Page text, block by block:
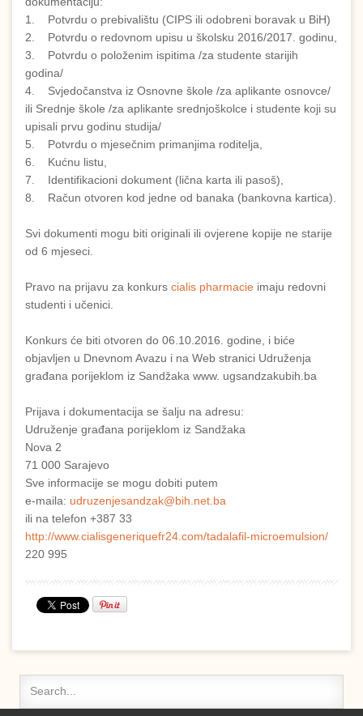
1. Potvrdu o prebivalištu (CIPS ili odobreni boravak u BiH)
2. Potvrdu o redovnom upisu u školsku 2016/2017. godinu,
3. Potvrdu o položenim ispitima /za studente starijih
godina/
4. Svjedočanstva iz Osnovne škole /za aplikante osnovce/
ili Srednje škole /za aplikante srednjoškolce i studente koji su
upisali prvu godinu studija/
5. Potvrdu o mjesečnim primanjima roditelja,
6. Kućnu listu,
7. Identifikacioni dokument (lična karta ili pasoš),
8. Račun otvoren kod jedne od banaka (bankovna kartica).
Svi dokumenti mogu biti originali ili ovjerene kopije ne starije
od 6 mjeseci.
Pravo na prijavu za konkurs cialis pharmacie imaju redovni
studenti i učenici.
Konkurs će biti otvoren do 06.10.2016. godine, i biće
objavljen u Dnevnom Avazu i na Web stranici Udruženja
građana porijeklom iz Sandžaka www. ugsandzakubih.ba
Prijava i dokumentacija se šalju na adresu:
Udruženje građana porijeklom iz Sandžaka
Nova 2
71 000 Sarajevo
Sve informacije se mogu dobiti putem
e-maila: udruzenjesandzak@bih.net.ba
ili na telefon +387 33
http://www.cialisgeneriquefr24.com/tadalafil-microemulsion/
220 995